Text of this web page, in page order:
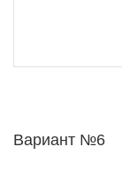
Вариант №6